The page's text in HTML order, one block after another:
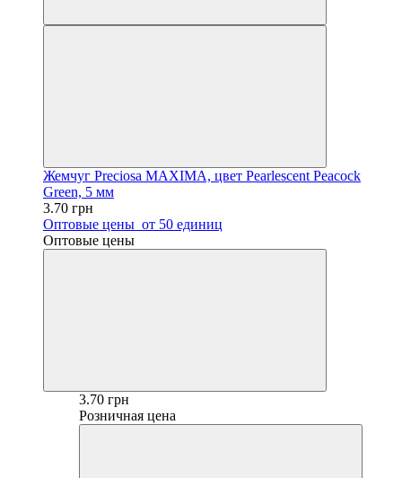
Жемчуг Preсiosa MAXIMA, цвет Pearlescent Peacock
Green, 5 мм
3.70 грн
Оптовые цены от 50 единиц
Оптовые цены
3.70 грн
Розничная цена